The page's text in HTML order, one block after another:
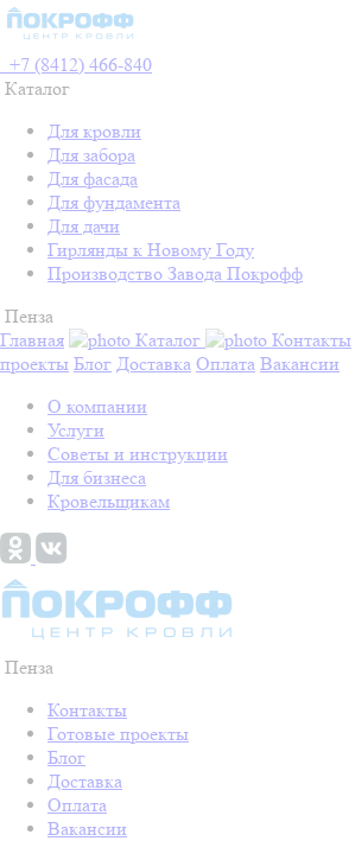
+7 (8412) 466-840
Каталог
Для кровли
Для забора
Для фасада
Для фундамента
Для дачи
Гирлянды к Новому Году
Производство Завода Покрофф
Пенза
Главная
Каталог Контакты
проекты Блог Доставка Оплата Вакансии
О компании
Услуги
Советы и инструкции
Для бизнеса
Кровельщикам
Пенза
Контакты
Готовые проекты
Блог
Доставка
Оплата
Вакансии